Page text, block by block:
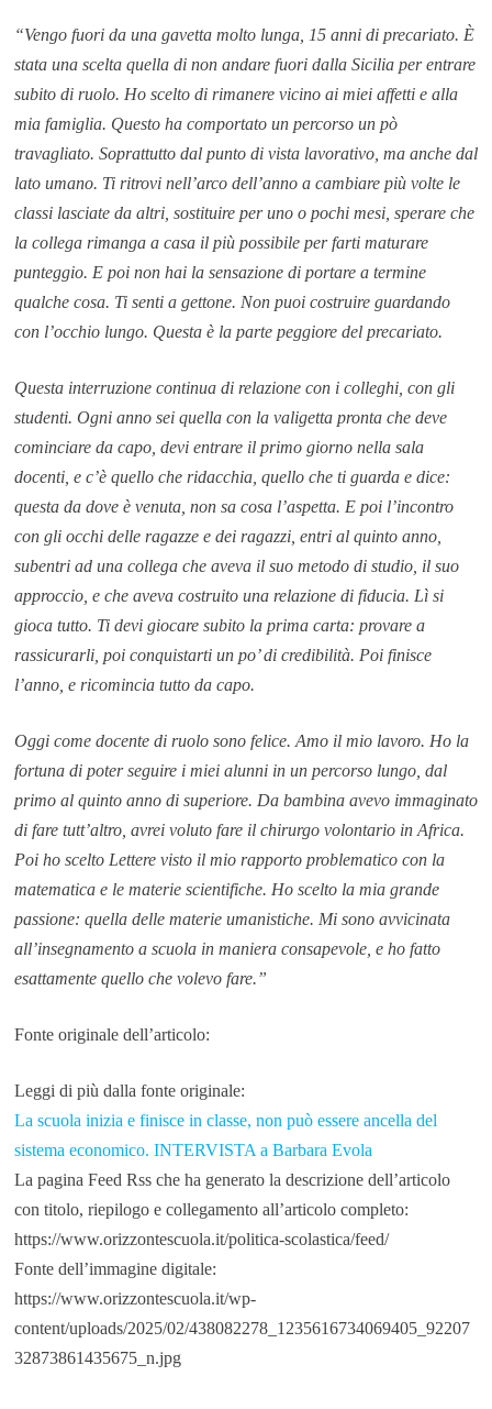
“Vengo fuori da una gavetta molto lunga, 15 anni di precariato. È
stata una scelta quella di non andare fuori dalla Sicilia per entrare
subito di ruolo. Ho scelto di rimanere vicino ai miei affetti e alla
mia famiglia. Questo ha comportato un percorso un pò
travagliato. Soprattutto dal punto di vista lavorativo, ma anche dal
lato umano. Ti ritrovi nell’arco dell’anno a cambiare più volte le
classi lasciate da altri, sostituire per uno o pochi mesi, sperare che
la collega rimanga a casa il più possibile per farti maturare
punteggio. E poi non hai la sensazione di portare a termine
qualche cosa. Ti senti a gettone. Non puoi costruire guardando
con l’occhio lungo. Questa è la parte peggiore del precariato.
Questa interruzione continua di relazione con i colleghi, con gli
studenti. Ogni anno sei quella con la valigetta pronta che deve
cominciare da capo, devi entrare il primo giorno nella sala
docenti, e c’è quello che ridacchia, quello che ti guarda e dice:
questa da dove è venuta, non sa cosa l’aspetta. E poi l’incontro
con gli occhi delle ragazze e dei ragazzi, entri al quinto anno,
subentri ad una collega che aveva il suo metodo di studio, il suo
approccio, e che aveva costruito una relazione di fiducia. Lì si
gioca tutto. Ti devi giocare subito la prima carta: provare a
rassicurarli, poi conquistarti un po’ di credibilità. Poi finisce
l’anno, e ricomincia tutto da capo.
Oggi come docente di ruolo sono felice. Amo il mio lavoro. Ho la
fortuna di poter seguire i miei alunni in un percorso lungo, dal
primo al quinto anno di superiore. Da bambina avevo immaginato
di fare tutt’altro, avrei voluto fare il chirurgo volontario in Africa.
Poi ho scelto Lettere visto il mio rapporto problematico con la
matematica e le materie scientifiche. Ho scelto la mia grande
passione: quella delle materie umanistiche. Mi sono avvicinata
all’insegnamento a scuola in maniera consapevole, e ho fatto
esattamente quello che volevo fare.”
Fonte originale dell’articolo:
Leggi di più dalla fonte originale:
La scuola inizia e finisce in classe, non può essere ancella del
sistema economico. INTERVISTA a Barbara Evola
La pagina Feed Rss che ha generato la descrizione dell’articolo
con titolo, riepilogo e collegamento all’articolo completo:
https://www.orizzontescuola.it/politica-scolastica/feed/
Fonte dell’immagine digitale:
https://www.orizzontescuola.it/wp-
content/uploads/2025/02/438082278_1235616734069405_92207
32873861435675_n.jpg